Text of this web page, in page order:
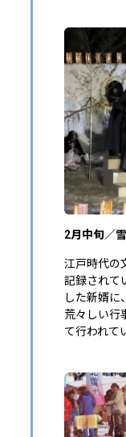
2月中旬／
江戸時代の
記録されて
した新婿に
荒々しい行
て行われて